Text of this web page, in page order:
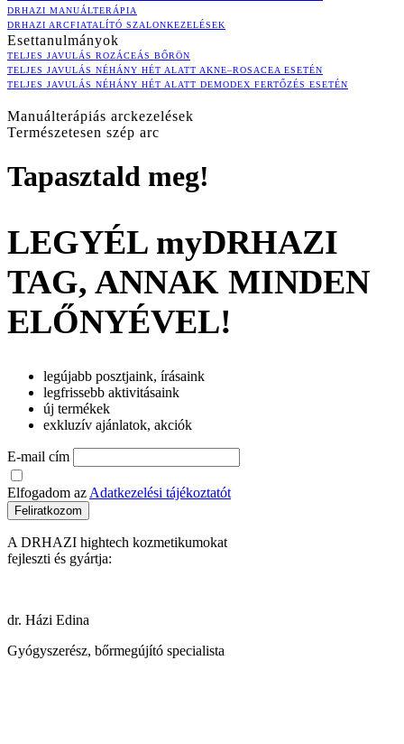
DRHAZI MANUÁLTERÁPIA
DRHAZI ARCFIATALÍTÓ SZALONKEZELÉSEK
Esettanulmányok
TELJES JAVULÁS ROZÁCEÁS BŐRÖN
TELJES JAVULÁS NÉHÁNY HÉT ALATT AKNE–ROSACEA ESETÉN
TELJES JAVULÁS NÉHÁNY HÉT ALATT DEMODEX FERTŐZÉS ESETÉN
Manuálterápiás arckezelések
Természetesen szép arc
Tapasztald meg!
LEGYÉL myDRHAZI
TAG, ANNAK MINDEN
ELŐNYÉVEL!
legújabb posztjaink, írásaink
legfrissebb aktivitásaink
új termékek
exkluzív ajánlatok, akciók
E-mail cím
Elfogadom az Adatkezelési tájékoztatót
Feliratkozom
A DRHAZI hightech kozmetikumokat
fejleszti és gyártja:
dr. Házi Edina
Gyógyszerész, bőrmegújító specialista